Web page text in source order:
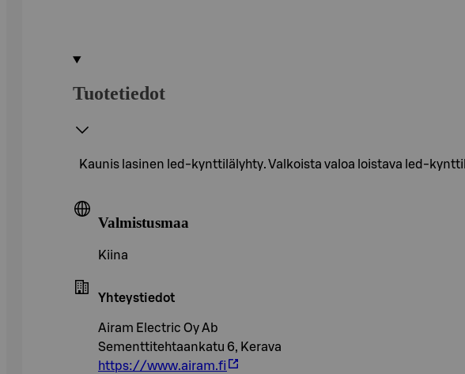
Tuotetiedot
Kaunis lasinen led-kynttilälyhty. Valkoista valoa loistava led-
Valmistusmaa
Kiina
Yhteystiedot
Airam Electric Oy Ab
Sementtitehtaankatu 6, Kerava
https://www.airam.fi